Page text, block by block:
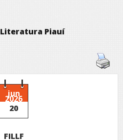
Literatura Piauí
jun
2026
20
FILLF